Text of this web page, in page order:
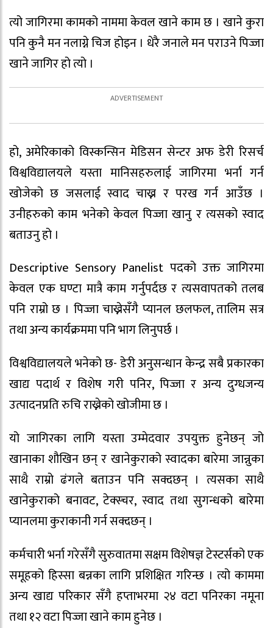
त्यो जागिरमा कामको नाममा केवल खाने काम छ । खाने कुरा
पनि कुनै मन नलाग्ने चिज होइन । धेरै जनाले मन पराउने पिज्जा
खाने जागिर हो त्यो ।
हो, अमेरिकाको विस्कन्सिन मेडिसन सेन्टर अफ डेरी रिसर्च
विश्वविद्यालयले यस्ता मानिसहरुलाई जागिरमा भर्ना गर्न
खोजेको छ जसलाई स्वाद चाख्न र परख गर्न आउँछ ।
उनीहरुको काम भनेको केवल पिज्जा खानु र त्यसको स्वाद
बताउनु हो ।
Descriptive Sensory Panelist पदको उक्त जागिरमा
केवल एक घण्टा मात्रै काम गर्नुपर्दछ र त्यसवापतको तलब
पनि राम्रो छ । पिज्जा चाख्नेसँगै प्यानल छलफल, तालिम सत्र
तथा अन्य कार्यक्रममा पनि भाग लिनुपर्छ ।
विश्वविद्यालयले भनेको छ- डेरी अनुसन्धान केन्द्र सबै प्रकारका
खाद्य पदार्थ र विशेष गरी पनिर, पिज्जा र अन्य दुग्धजन्य
उत्पादनप्रति रुचि राख्नेको खोजीमा छ ।
यो जागिरका लागि यस्ता उम्मेदवार उपयुक्त हुनेछन् जो
खानाका शौखिन छन् र खानेकुराको स्वादका बारेमा जान्नुका
साथै राम्रो ढंगले बताउन पनि सक्दछन् । त्यसका साथै
खानेकुराको बनावट, टेक्स्चर, स्वाद तथा सुगन्धको बारेमा
प्यानलमा कुराकानी गर्न सक्दछन् ।
कर्मचारी भर्ना गरेसँगै सुरुवातमा सक्षम विशेषज्ञ टेस्टर्सको एक
समूहको हिस्सा बन्नका लागि प्रशिक्षित गरिन्छ । त्यो काममा
अन्य खाद्य परिकार सँगै हप्ताभरमा २४ वटा पनिरका नमूना
तथा १२ वटा पिज्जा खाने काम हुनेछ ।